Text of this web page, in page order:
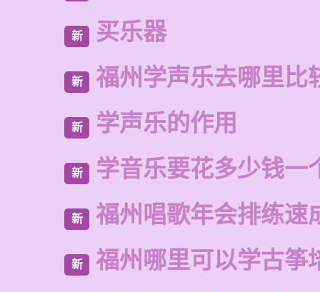
新 买乐器
新 福州学声乐去哪里比
新 学声乐的作用
新 学音乐要花多少钱一
新 福州唱歌年会排练速
新 福州哪里可以学古筝